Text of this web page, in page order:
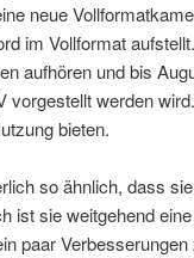
neue
im Vollformat
aufhören und bis
vorgestellt werden
bieten.
so ähnlich, dass
ist sie weitgehend
paar